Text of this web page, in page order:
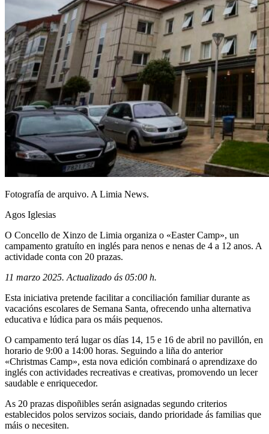
Fotografía de arquivo. A Limia News.
Agos Iglesias
O Concello de Xinzo de Limia organiza o «Easter Camp», un
campamento gratuíto en inglés para nenos e nenas de 4 a 12 anos. A
actividade conta con 20 prazas.
11 marzo 2025. Actualizado ás 05:00 h.
Esta iniciativa pretende facilitar a conciliación familiar durante as
vacacións escolares de Semana Santa, ofrecendo unha alternativa
educativa e lúdica para os máis pequenos.
O campamento terá lugar os días 14, 15 e 16 de abril no pavillón, en
horario de 9:00 a 14:00 horas. Seguindo a liña do anterior
«Christmas Camp», esta nova edición combinará o aprendizaxe do
inglés con actividades recreativas e creativas, promovendo un lecer
saudable e enriquecedor.
As 20 prazas dispoñibles serán asignadas segundo criterios
establecidos polos servizos sociais, dando prioridade ás familias que
máis o necesiten.